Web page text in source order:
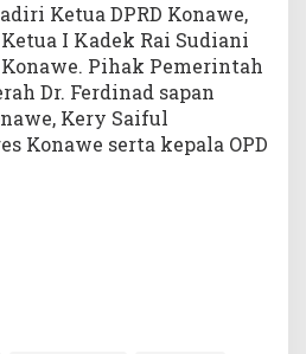
Ketua DPRD Konawe,
I Kadek Rai Sudiani
Konawe. Pihak Pemerintah
Dr. Ferdinad sapan
Kery Saiful
Konawe serta kepala OPD